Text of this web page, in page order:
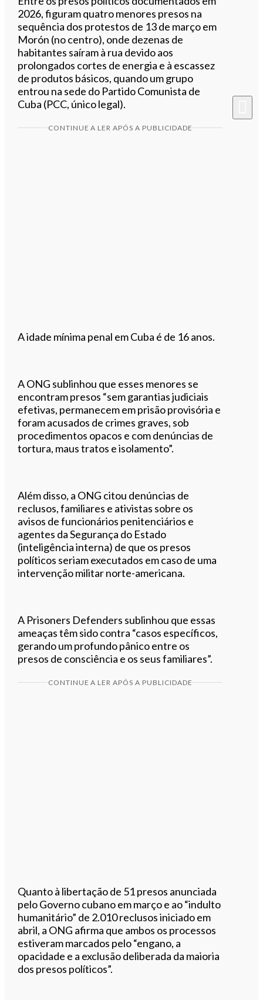
2026, figuram quatro menores presos na
sequência dos protestos de 13 de março em
Morón (no centro), onde dezenas de
habitantes saíram à rua devido aos
prolongados cortes de energia e à escassez
de produtos básicos, quando um grupo
entrou na sede do Partido Comunista de
Cuba (PCC, único legal).
CONTINUE A LER APÓS A PUBLICIDADE
A idade mínima penal em Cuba é de 16 anos.
A ONG sublinhou que esses menores se
encontram presos “sem garantias judiciais
efetivas, permanecem em prisão provisória e
foram acusados de crimes graves, sob
procedimentos opacos e com denúncias de
tortura, maus tratos e isolamento”.
Além disso, a ONG citou denúncias de
reclusos, familiares e ativistas sobre os
avisos de funcionários penitenciários e
agentes da Segurança do Estado
(inteligência interna) de que os presos
políticos seriam executados em caso de uma
intervenção militar norte-americana.
A Prisoners Defenders sublinhou que essas
ameaças têm sido contra “casos específicos,
gerando um profundo pânico entre os
presos de consciência e os seus familiares”.
CONTINUE A LER APÓS A PUBLICIDADE
Quanto à libertação de 51 presos anunciada
pelo Governo cubano em março e ao “indulto
humanitário” de 2.010 reclusos iniciado em
abril, a ONG afirma que ambos os processos
estiveram marcados pelo “engano, a
opacidade e a exclusão deliberada da maioria
dos presos políticos”.